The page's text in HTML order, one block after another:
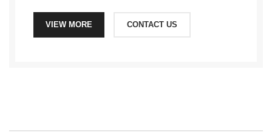
VIEW MORE CONTACT US